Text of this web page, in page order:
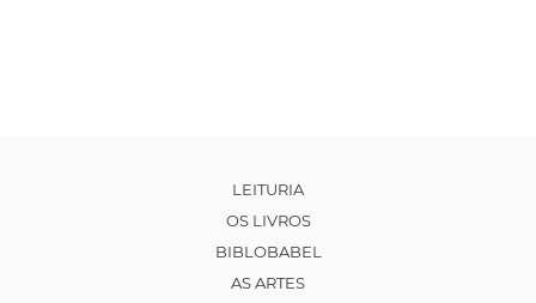
LEITURIA
OS LIVROS
BIBLOBABEL
AS ARTES